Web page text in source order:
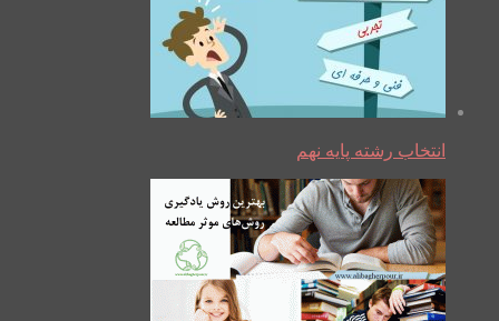
انتخاب رشته پایه نهم